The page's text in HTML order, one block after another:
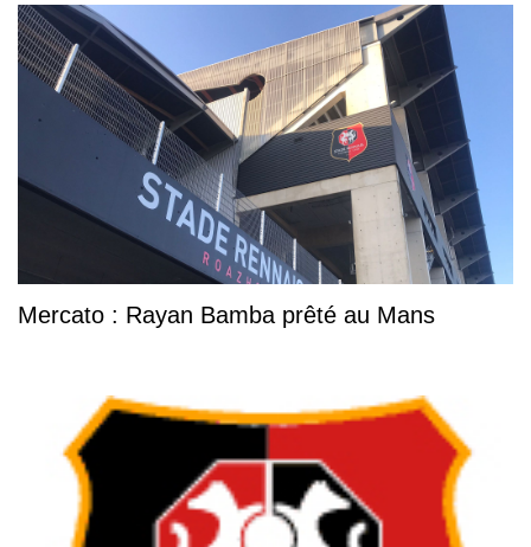
Mercato : Rayan Bamba prêté au Mans